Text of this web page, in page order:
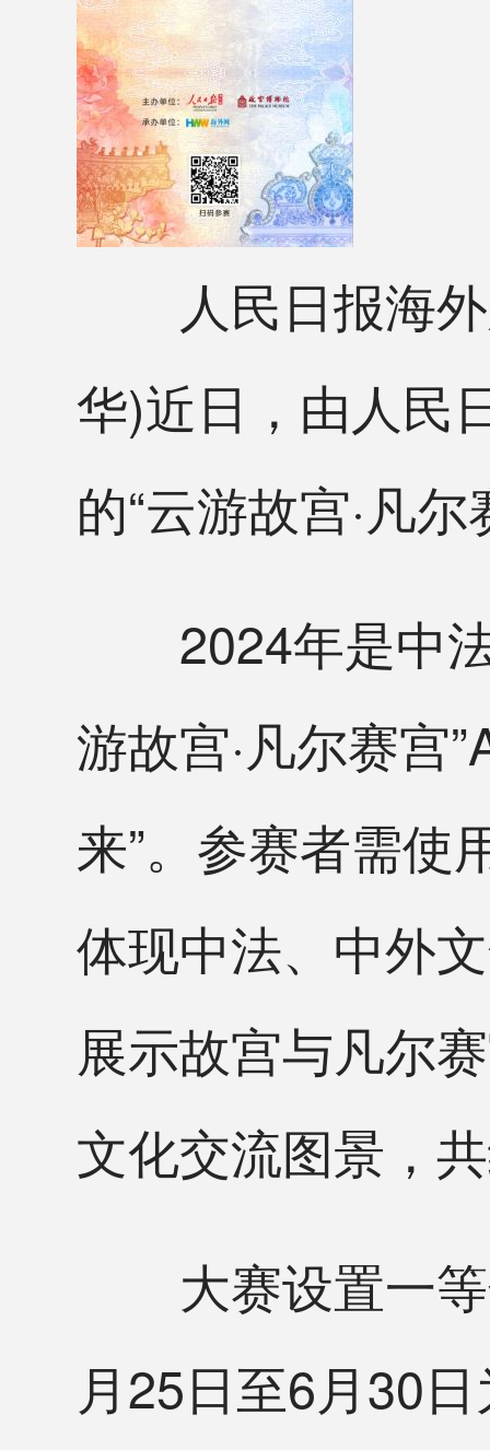
人民日报海外
华)近日，由人民
的“云游故宫·凡
2024年是中法
游故宫·凡尔赛宫
来”。参赛者需使
体现中法、中外
展示故宫与凡尔
文化交流图景，
大赛设置一等
月25日至6月30